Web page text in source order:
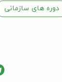
دوره های سازمانی